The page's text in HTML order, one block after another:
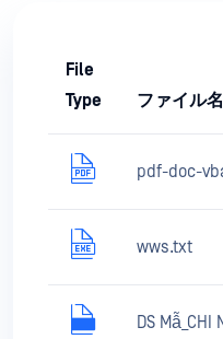
File
Type
ファイル名
wws.txt